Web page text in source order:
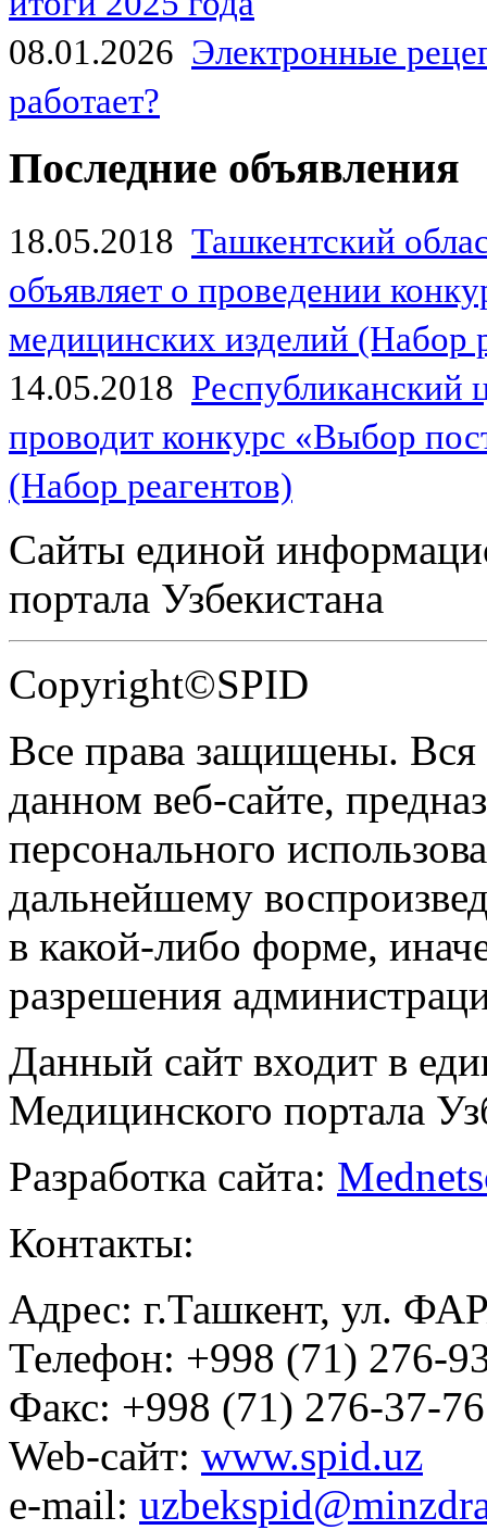
08.01.2026 Электронные
работает?
Последние объявления
18.05.2018 Ташкентский
объявляет о проведении
медицинских изделий (Набор
14.05.2018
проводит конкурс «Выбор
(Набор реагентов)
Сайты единой
портала Узбекистана
Copyright©SPID
Все права защищены.
данном веб-сайте,
персонального
дальнейшему
в какой-либо форме,
разрешения
Данный сайт входит в
Медицинского портала
Разработка сайта:
Контакты:
Адрес: г.Ташкент, ул.
Телефон: +998 (71) 276-
Факс: +998 (71) 276-37-76
Web-сайт: www.spid.uz
e-mail: